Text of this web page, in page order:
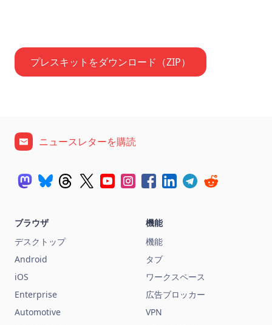
プレスキットをダウンロード（ZIP）
ニュースレターを購読
ブラウザ
デスクトップ
Android
iOS
Enterprise
Automotive
機能
機能
タブ
ワークスペース
広告ブロッカー
VPN